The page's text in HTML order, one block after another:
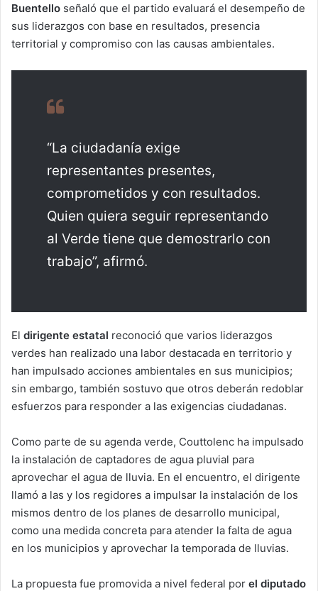
Buentello señaló que el partido evaluará el desempeño de
sus liderazgos con base en resultados, presencia
territorial y compromiso con las causas ambientales.
“La ciudadanía exige
representantes presentes,
comprometidos y con resultados.
Quien quiera seguir representando
al Verde tiene que demostrarlo con
trabajo”, afirmó.
El dirigente estatal reconoció que varios liderazgos
verdes han realizado una labor destacada en territorio y
han impulsado acciones ambientales en sus municipios;
sin embargo, también sostuvo que otros deberán redoblar
esfuerzos para responder a las exigencias ciudadanas.
Como parte de su agenda verde, Couttolenc ha impulsado
la instalación de captadores de agua pluvial para
aprovechar el agua de lluvia. En el encuentro, el dirigente
llamó a las y los regidores a impulsar la instalación de los
mismos dentro de los planes de desarrollo municipal,
como una medida concreta para atender la falta de agua
en los municipios y aprovechar la temporada de lluvias.
La propuesta fue promovida a nivel federal por el diputado